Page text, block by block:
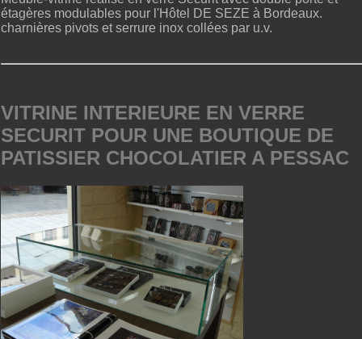
étagères modulables pour l'Hôtel DE SEZE à Bordeaux.
charnières pivots et serrure inox collées par u.v.
VITRINE INTERIEURE EN VERRE
SECURIT POUR UNE BOUTIQUE DE
PATISSIER CHOCOLATIER A PESSAC